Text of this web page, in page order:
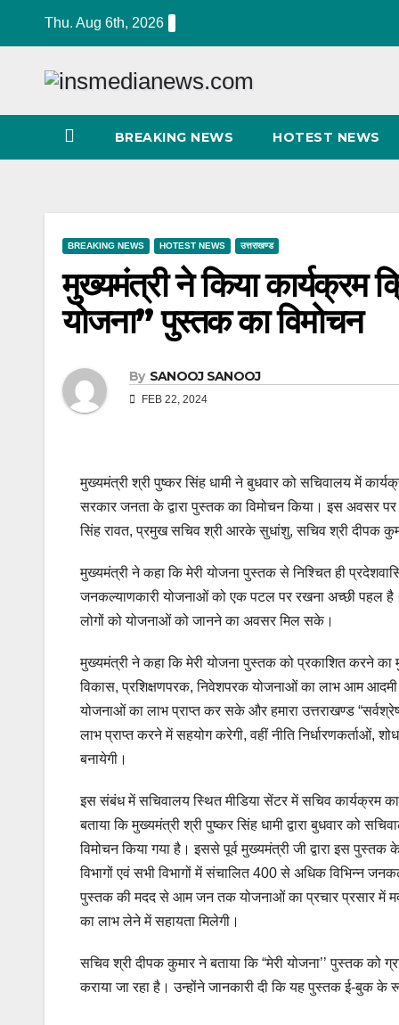
Thu. Aug 6th, 2026
BREAKING NEWS HOTEST NEWS
BREAKING NEWS HOTEST NEWS उत्तराखण्ड
मुख्यमंत्री ने किया कार्यक्रम
योजना’’ पुस्तक का विमोचन
By SANOOJ SANOOJ
FEB 22, 2024
मुख्यमंत्री श्री पुष्कर सिंह धामी ने बुधवार को सचिवालय में
सरकार जनता के द्वारा पुस्तक का विमोचन किया। इस अवसर
सिंह रावत, प्रमुख सचिव श्री आरके सुधांशु, सचिव श्री दीपक
मुख्यमंत्री ने कहा कि मेरी योजना पुस्तक से निश्चित ही
जनकल्याणकारी योजनाओं को एक पटल पर रखना अच्छी पहल है।
लोगों को योजनाओं को जानने का अवसर मिल सके।
मुख्यमंत्री ने कहा कि मेरी योजना पुस्तक को प्रकाशित करने का
विकास, प्रशिक्षणपरक, निवेशपरक योजनाओं का लाभ आम आदमी
योजनाओं का लाभ प्राप्त कर सके और हमारा उत्तराखण्ड
लाभ प्राप्त करने में सहयोग करेगी, वहीं नीति निर्धारणकर्ताओं,
बनायेगी।
इस संबंध में सचिवालय स्थित मीडिया सेंटर में सचिव कार्यक्रम
बताया कि मुख्यमंत्री श्री पुष्कर सिंह धामी द्वारा बुधवार को
विमोचन किया गया है। इससे पूर्व मुख्यमंत्री जी द्वारा इस
विभागों एवं सभी विभागों में संचालित 400 से अधिक विभिन्न
पुस्तक की मदद से आम जन तक योजनाओं का प्रचार प्रसार में
का लाभ लेने में सहायता मिलेगी।
सचिव श्री दीपक कुमार ने बताया कि “मेरी योजना’’ पुस्तक को
कराया जा रहा है। उन्होंने जानकारी दी कि यह पुस्तक ई-बुक